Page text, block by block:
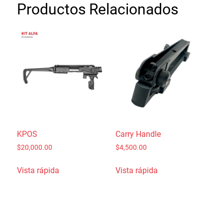
Productos Relacionados
KPOS
$20,000.00
Vista rápida
Carry Handle
$4,500.00
Vista rápida